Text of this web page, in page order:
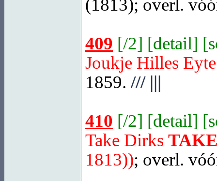
(1813); overl.
409 [/2] [detail] [
Joukje Hilles
1859. ///|||
410 [/2] [detail] [
Take Dirks
1813)); overl.